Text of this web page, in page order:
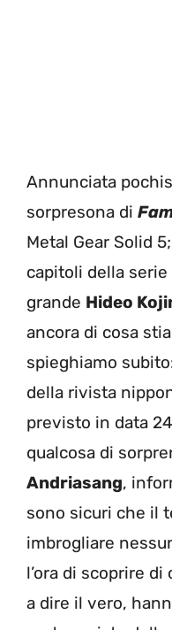
Annunciata
sorpresona di
Metal Gear Solid
capitoli della
grande Hideo
ancora di cosa
spieghiamo
della rivista
previsto in data
qualcosa di
Andriasang,
sono sicuri che il
imbrogliare
l’ora di scoprire
a dire il vero,